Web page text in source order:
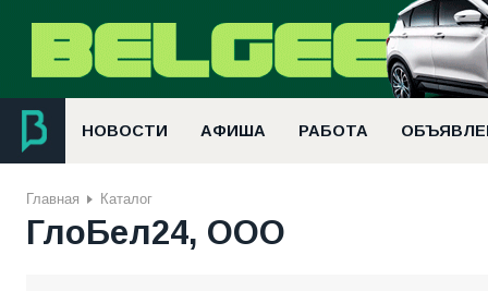
НОВОСТИ АФИША РАБОТА
Главная Каталог
ГлоБел24, ООО